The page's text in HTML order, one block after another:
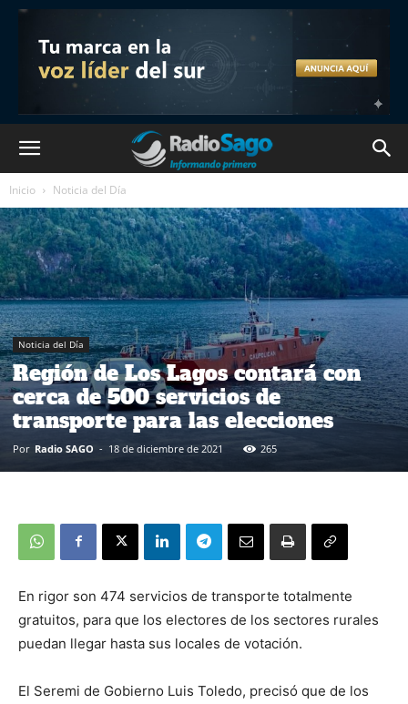
Inicio Noticia del Día
Noticia del Día
Región de Los Lagos contará con
cerca de 500 servicios de
transporte para las elecciones
Por Radio SAGO - 18 de diciembre de 2021 265
En rigor son 474 servicios de transporte totalmente
gratuitos, para que los electores de los sectores rurales
puedan llegar hasta sus locales de votación.
El Seremi de Gobierno Luis Toledo, precisó que de los